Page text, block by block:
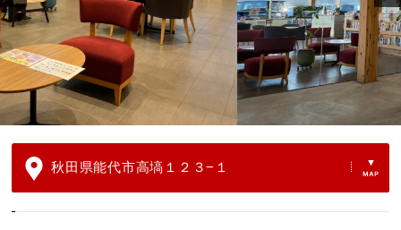
秋田県能代市高塙１２３−１